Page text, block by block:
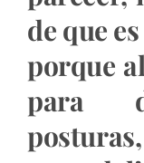
de que
porque
para